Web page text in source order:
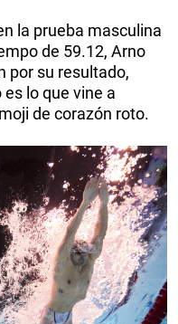
la prueba masculina
de 59.12, Arno
por su resultado,
lo que vine a
de corazón roto.